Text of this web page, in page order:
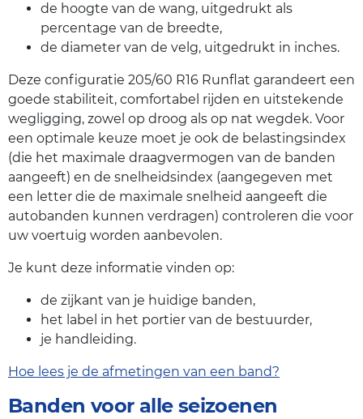
de hoogte van de wang, uitgedrukt als
percentage van de breedte,
de diameter van de velg, uitgedrukt in inches.
Deze configuratie 205/60 R16 Runflat garandeert een
goede stabiliteit, comfortabel rijden en uitstekende
wegligging, zowel op droog als op nat wegdek. Voor
een optimale keuze moet je ook de belastingsindex
(die het maximale draagvermogen van de banden
aangeeft) en de snelheidsindex (aangegeven met
een letter die de maximale snelheid aangeeft die
autobanden kunnen verdragen) controleren die voor
uw voertuig worden aanbevolen.
Je kunt deze informatie vinden op:
de zijkant van je huidige banden,
het label in het portier van de bestuurder,
je handleiding.
Hoe lees je de afmetingen van een band?
Banden voor alle seizoenen